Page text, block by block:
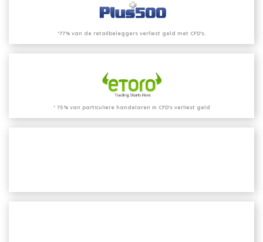
*77% van de retailbeleggers verliest geld met CFD’s.
* 75% van particuliere handelaren in CFD's verliest geld